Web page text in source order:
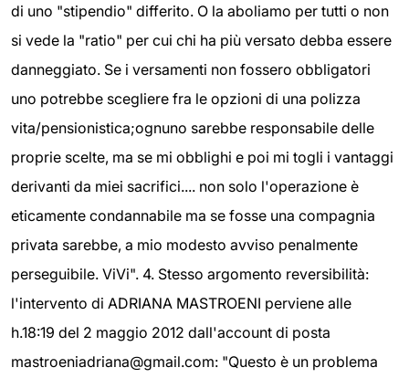
di uno "stipendio" differito. O la aboliamo per tutti o non
si vede la "ratio" per cui chi ha più versato debba essere
danneggiato. Se i versamenti non fossero obbligatori
uno potrebbe scegliere fra le opzioni di una polizza
vita/pensionistica;ognuno sarebbe responsabile delle
proprie scelte, ma se mi obblighi e poi mi togli i vantaggi
derivanti da miei sacrifici.... non solo l'operazione è
eticamente condannabile ma se fosse una compagnia
privata sarebbe, a mio modesto avviso penalmente
perseguibile. ViVi". 4. Stesso argomento reversibilità:
l'intervento di ADRIANA MASTROENI perviene alle
h.18:19 del 2 maggio 2012 dall'account di posta
mastroeniadriana@gmail.com: "Questo è un problema